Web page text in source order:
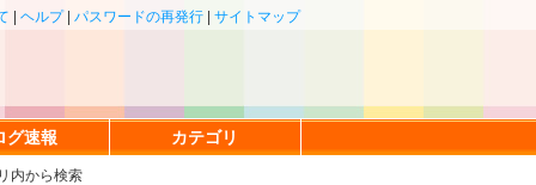
ヘルプ| パスワードの再発行 サイトマップ
グ速報 カテゴリ
内から検索